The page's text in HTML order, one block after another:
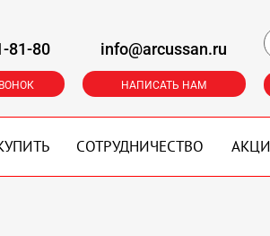
81-80 info@arcussan.ru
НАПИСАТЬ НАМ
СОТРУДНИЧЕСТВО